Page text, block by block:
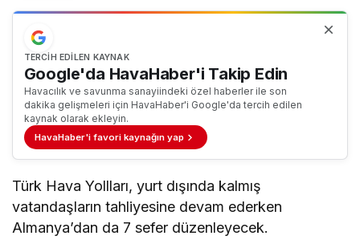
TERCIH EDILEN KAYNAK
Google'da HavaHaber'i Takip Edin
Havacılık ve savunma sanayiindeki özel haberler ile son
dakika gelişmeleri için HavaHaber'i Google'da tercih edilen
kaynak olarak ekleyin.
HavaHaber'i favori kaynağın yap
Türk Hava Yollları, yurt dışında kalmış
vatandaşların tahliyesine devam ederken
Almanya’dan da 7 sefer düzenleyecek.